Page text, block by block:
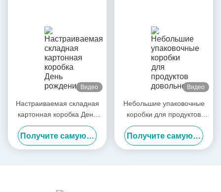
Видео
Настраиваемая складная
картонная коробка День
рождения Жесткая пустая
упаковка Большая
ритуальная подарочная
Получите самую лучшую цену
Видео
Небольшие упаковочные
коробки для продуктов
довольно жесткие
подарочные коробки для
цветов для платьев
Получите самую лучшую цену